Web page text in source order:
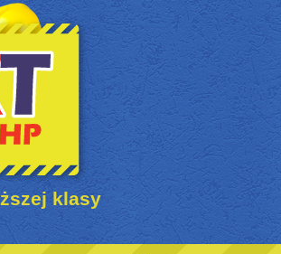
klasy